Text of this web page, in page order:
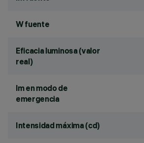
W fuente
Eficacia luminosa (valor
real)
lm en modo de
emergencia
Intensidad máxima (cd)